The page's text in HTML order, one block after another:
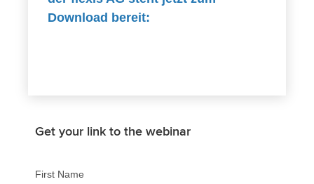
Download bereit:
Get your link to the webinar
First Name